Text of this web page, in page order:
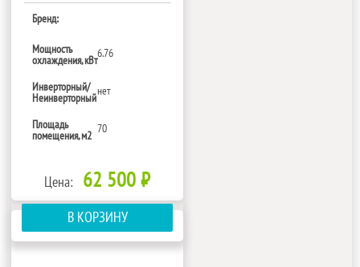
Бренд:
Мощность
охлаждения, кВт
6.76
Инверторный/
Неинверторный
нет
Площадь
помещения, м2
70
Цена: 62 500 ₽
В КОРЗИНУ